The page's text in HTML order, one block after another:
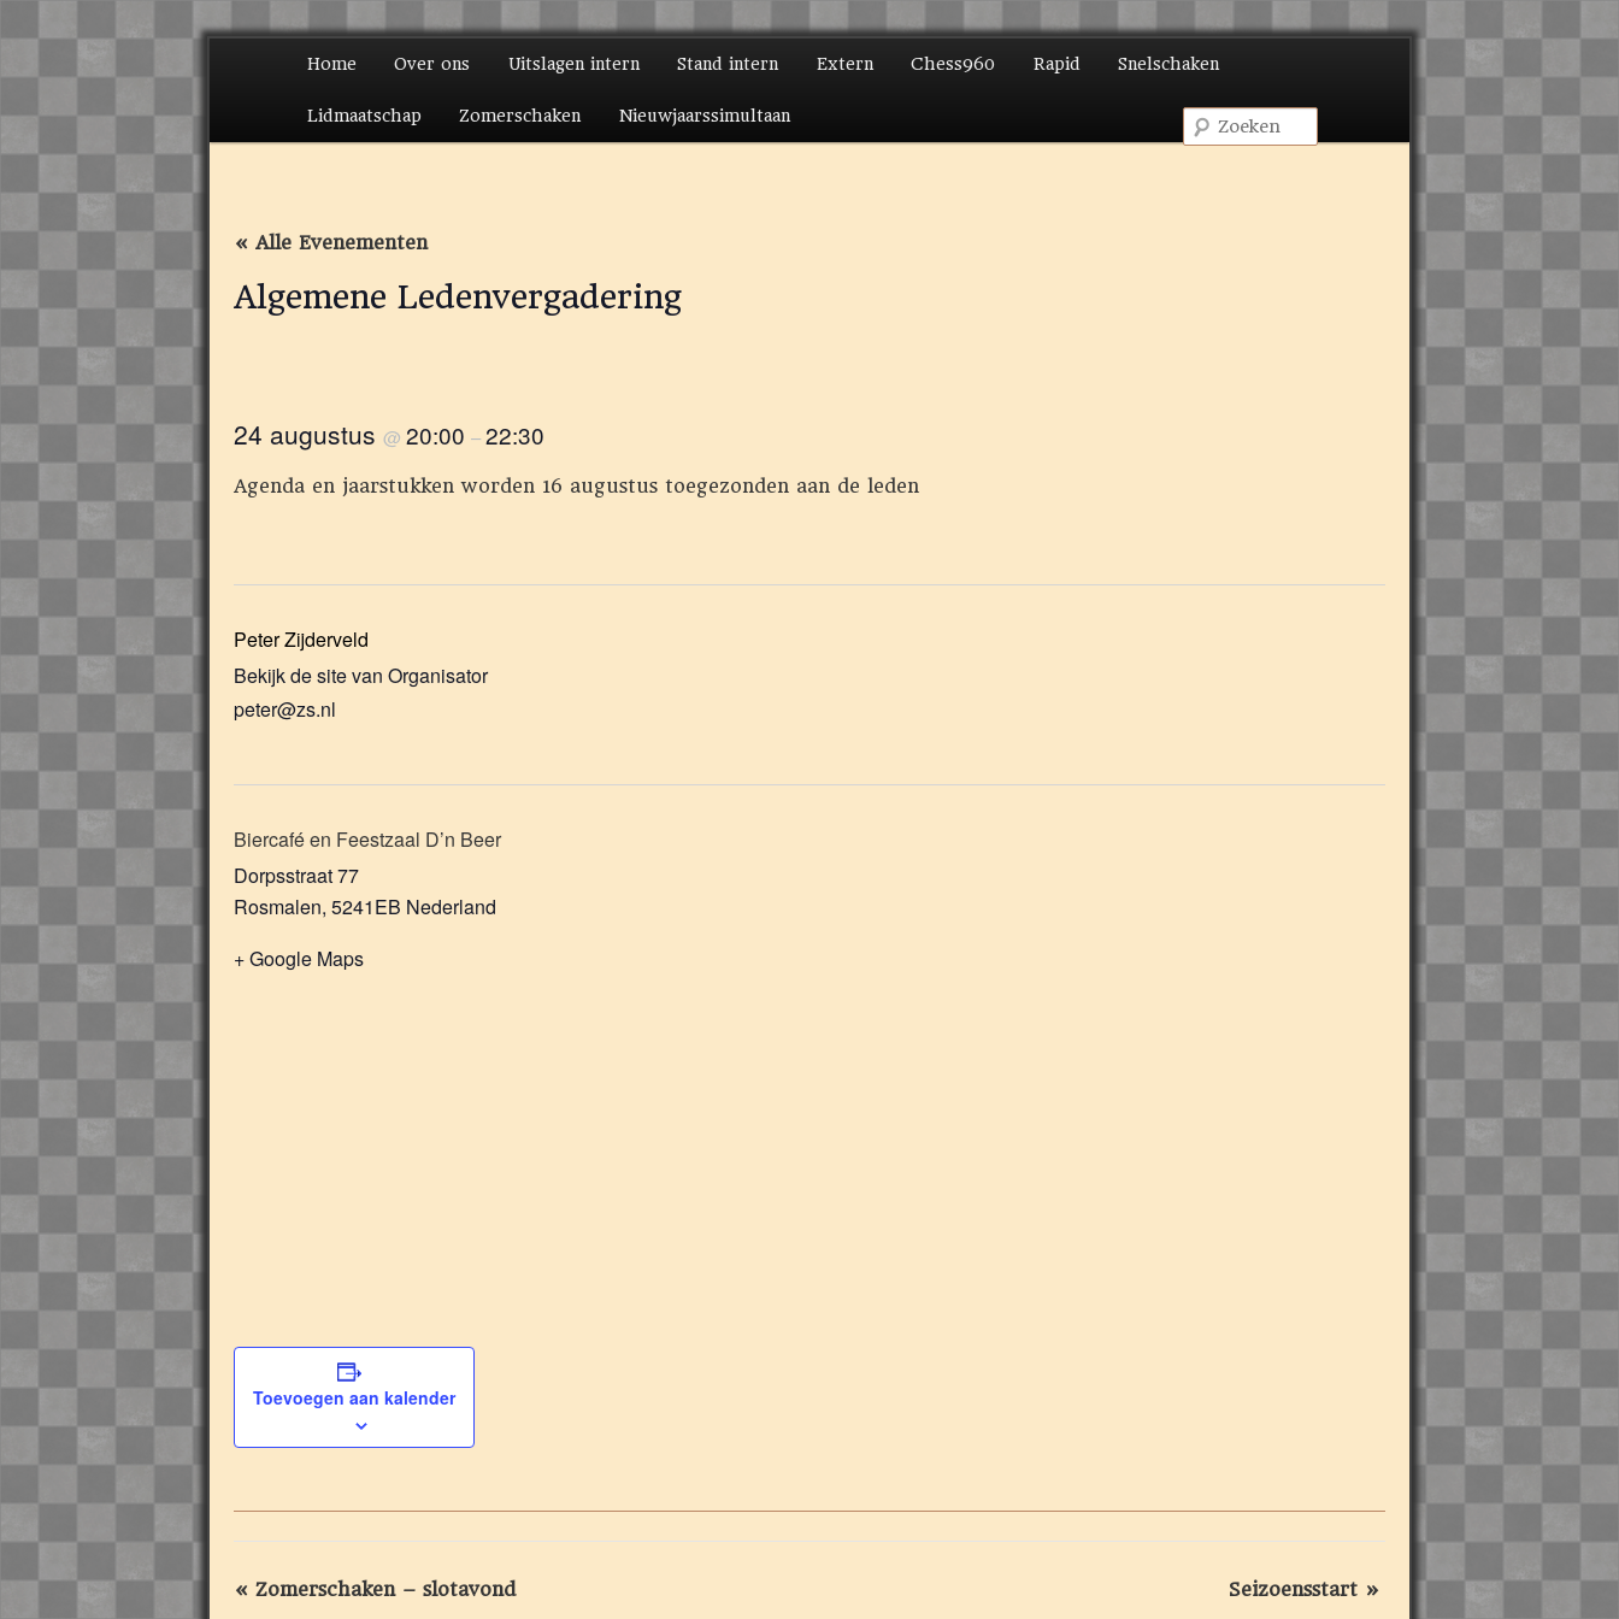
Hoofdmenu
Spring naar de primaire inhoud
Spring naar de secundaire inhoud
Home Over ons Uitslagen intern Stand intern Extern Chess960 Rapid Snelschaken
Lidmaatschap Zomerschaken Nieuwjaarssimultaan
« Alle Evenementen
Algemene Ledenvergadering
24 augustus @ 20:00 –22:30
Agenda en jaarstukken worden 16 augustus toegezonden aan de leden
Peter Zijderveld
Bekijk de site van Organisator
peter@zs.nl
Biercafé en Feestzaal D’n Beer
Dorpsstraat 77
Rosmalen, 5241EB Nederland
+ Google Maps
Toevoegen aan kalender
Evenement
« Zomerschaken – slotavond Seizoensstart »